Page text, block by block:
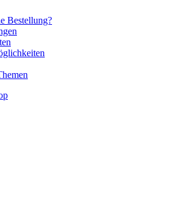
Bestellung?